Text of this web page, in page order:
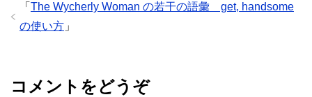
「 The Wycherly Woman の若干の語彙 get, handsome
の使い方 」
コメントをどうぞ